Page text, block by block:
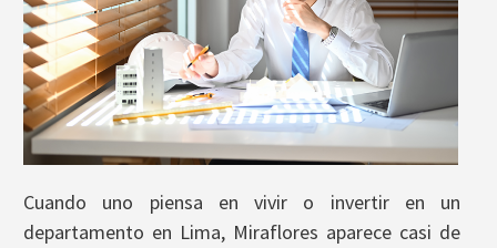
Cuando uno piensa en vivir o invertir en un
departamento en Lima, Miraflores aparece casi de